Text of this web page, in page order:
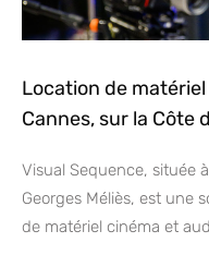
Location de
Cannes, sur la Côte
Visual Sequence, située
Georges Méliès, est une
de matériel cinéma et